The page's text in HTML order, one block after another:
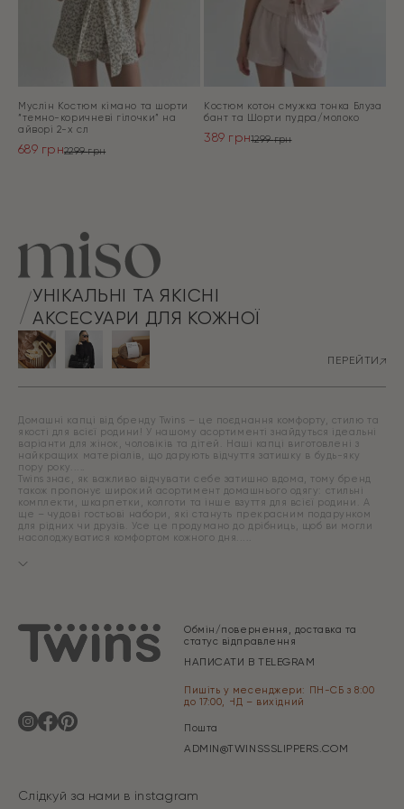
Муслін Костюм кімано та шорти
“темно-коричневі гілочки” на
айворі 2-х сл
2299грн
689 грн
Костюм котон смужка тонка Блуза
бант та Шорти пудра/молоко
1299грн
389 грн
УНІКАЛЬНІ ТА ЯКІСНІ
АКСЕСУАРИ ДЛЯ КОЖНОЇ
ПЕРЕЙТИ
Домашні капці від бренду Twins – це поєднання комфорту, стилю та
якості для всієї родини! У нашому асортименті знайдуться ідеальні
варіанти для жінок, чоловіків та дітей. Наші капці виготовлені з
найкращих матеріалів, що дарують відчуття затишку в будь-яку
пору року.
Twins знає, як важливо відчувати себе затишно вдома, тому бренд
також пропонує широкий асортимент домашнього одягу: стильні
комплекти, шкарпетки, колготи та інше взуття для всієї родини. А
ще – чудові гостьові набори, які стануть прекрасним подарунком
для рідних чи друзів. Усе це продумано до дрібниць, щоб ви могли
насолоджуватися комфортом кожного дня.
Обмін/повернення, доставка та
статус відправлення
НАПИСАТИ В TELEGRAM
Пишіть у месенджери: ПН-СБ з 8:00
до 17:00, НД – вихідний
Пошта
ADMIN@TWINSSSLIPPERS.COM
Слідкуй за нами в instagram